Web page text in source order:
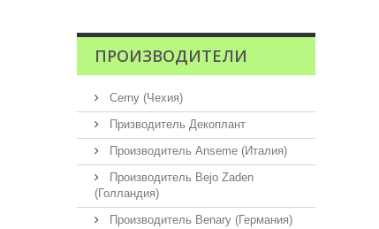
ПРОИЗВОДИТЕЛИ
Cerny (Чехия)
Призводитель Декоплант
Производитель Anseme (Италия)
Производитель Bejo Zaden
(Голландия)
Производитель Benary (Германия)